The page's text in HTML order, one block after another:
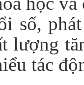
số,
lượng
tác